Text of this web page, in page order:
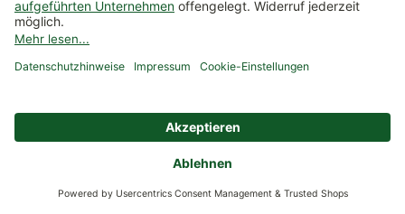
Welche Größe haben Pflanzkübel XXL?
Mehr aus unserem Blog